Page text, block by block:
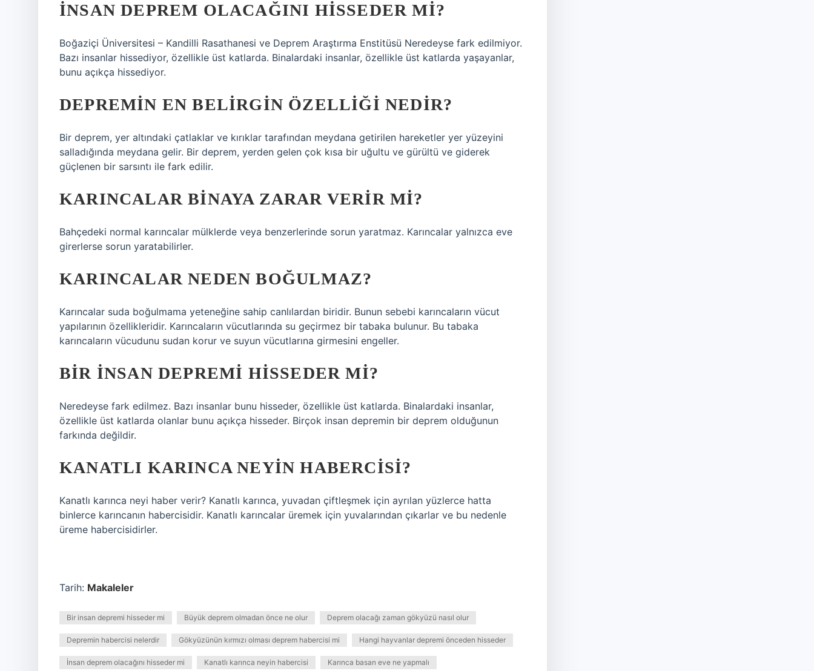
İNSAN DEPREM OLACAĞINI HISSEDER MI?
Boğaziçi Üniversitesi – Kandilli Rasathanesi ve Deprem Araştırma Enstitüsü Neredeyse fark edilmiyor.
Bazı insanlar hissediyor, özellikle üst katlarda. Binalardaki insanlar, özellikle üst katlarda yaşayanlar,
bunu açıkça hissediyor.
DEPREMIN EN BELIRGIN ÖZELLIĞI NEDIR?
Bir deprem, yer altındaki çatlaklar ve kırıklar tarafından meydana getirilen hareketler yer yüzeyini
salladığında meydana gelir. Bir deprem, yerden gelen çok kısa bir uğultu ve gürültü ve giderek
güçlenen bir sarsıntı ile fark edilir.
KARINCALAR BINAYA ZARAR VERIR MI?
Bahçedeki normal karıncalar mülklerde veya benzerlerinde sorun yaratmaz. Karıncalar yalnızca eve
girerlerse sorun yaratabilirler.
KARINCALAR NEDEN BOĞULMAZ?
Karıncalar suda boğulmama yeteneğine sahip canlılardan biridir. Bunun sebebi karıncaların vücut
yapılarının özellikleridir. Karıncaların vücutlarında su geçirmez bir tabaka bulunur. Bu tabaka
karıncaların vücudunu sudan korur ve suyun vücutlarına girmesini engeller.
BIR INSAN DEPREMI HISSEDER MI?
Neredeyse fark edilmez. Bazı insanlar bunu hisseder, özellikle üst katlarda. Binalardaki insanlar,
özellikle üst katlarda olanlar bunu açıkça hisseder. Birçok insan depremin bir deprem olduğunun
farkında değildir.
KANATLI KARINCA NEYIN HABERCISI?
Kanatlı karınca neyi haber verir? Kanatlı karınca, yuvadan çiftleşmek için ayrılan yüzlerce hatta
binlerce karıncanın habercisidir. Kanatlı karıncalar üremek için yuvalarından çıkarlar ve bu nedenle
üreme habercisidirler.
Tarih: Makaleler
Bir insan depremi hisseder mi Büyük deprem olmadan önce ne olur Deprem olacağı zaman gökyüzü nasıl olur
Depremin habercisi nelerdir Gökyüzünün kırmızı olması deprem habercisi mi Hangi hayvanlar depremi önceden hisseder
İnsan deprem olacağını hisseder mi Kanatlı karınca neyin habercisi Karınca basan eve ne yapmalı